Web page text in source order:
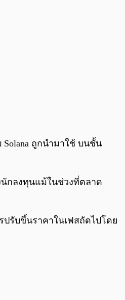
Solana ถูกนำมาใช้ บนชั้น
นักลงทุนแม้ในช่วงที่ตลาด
ปรับขึ้นราคาในเฟสถัดไปโดย